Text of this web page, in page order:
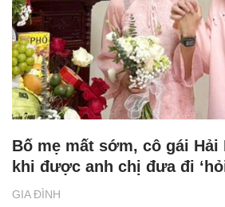
GIA ĐÌNH
Bố mẹ mất sớm, cô gái
khi được anh chị đưa đi